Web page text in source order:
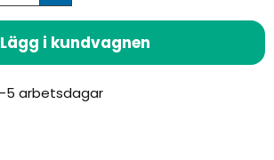
Lägg i kundvagnen